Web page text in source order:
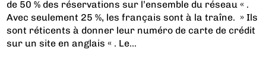
de 50 % des réservations sur l’ensemble du réseau « .
Avec seulement 25 %, les français sont à la traîne. » Ils
sont réticents à donner leur numéro de carte de crédit
sur un site en anglais « . Le...